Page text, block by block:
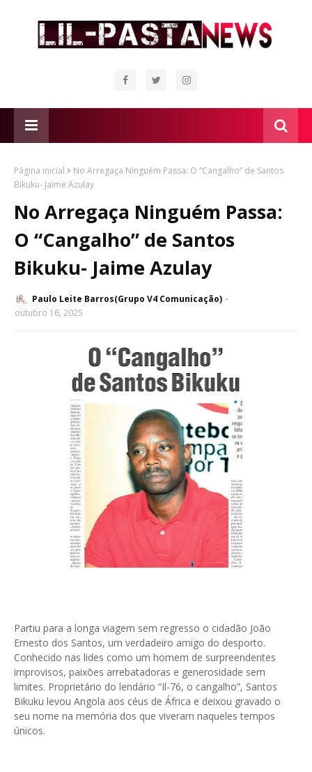
Página inicial
No Arregaça Ninguém Passa: O “Cangalho” de Santos
Bikuku- Jaime Azulay
No Arregaça Ninguém Passa:
O “Cangalho” de Santos
Bikuku- Jaime Azulay
Paulo Leite Barros(Grupo V4 Comunicação)
outubro 16, 2025
Partiu para a longa viagem sem regresso o cidadão João
Ernesto dos Santos, um verdadeiro amigo do desporto.
Conhecido nas lides como um homem de surpreendentes
improvisos, paixões arrebatadoras e generosidade sem
limites. Proprietário do lendário “Il-76, o cangalho”, Santos
Bikuku levou Angola aos céus de África e deixou gravado o
seu nome na memória dos que viveram naqueles tempos
únicos.